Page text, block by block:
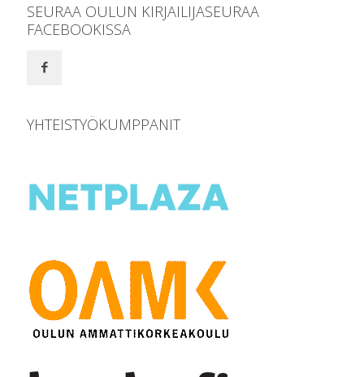
SEURAA OULUN KIRJAILIJASEURAA
FACEBOOKISSA
YHTEISTYÖKUMPPANIT